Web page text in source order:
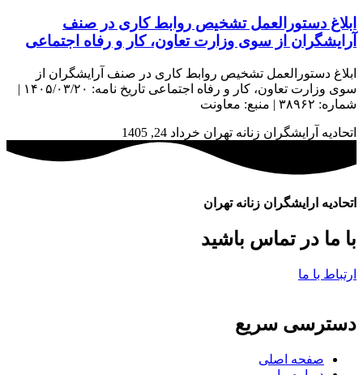
ابلاغ دستورالعمل تشخیص روابط کاری در صنف
آرایشگران از سوی وزارت تعاون، کار و رفاه اجتماعی
ابلاغ دستورالعمل تشخیص روابط کاری در صنف آرایشگران از
سوی وزارت تعاون، کار و رفاه اجتماعی تاریخ نامه: ۱۴۰۵/۰۳/۲۰ |
شماره: ۳۸۹۶۲ | منبع: معاونت
اتحادیه آرایشگران زنانه تهران خرداد 24, 1405
اتحادیه ارایشگران زنانه تهران
با ما در تماس باشید
ارتباط با ما
دسترسی سریع
صفحه اصلی